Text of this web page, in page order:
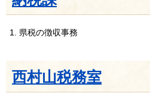
県税の徴収事務
西村山税務室